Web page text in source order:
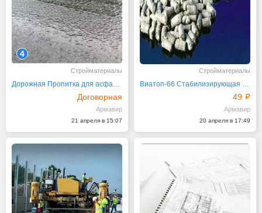
4
Стройматериалы
Дорожная Пропитка для асфальтобетона ДП-1
Договорная
Армавир
21 апреля в 15:07
Стройматериалы
Виатоп-66 Стабилизирующая Добавка в ЩМА РосТЭС-Юг
49
Армавир
20 апреля в 17:49